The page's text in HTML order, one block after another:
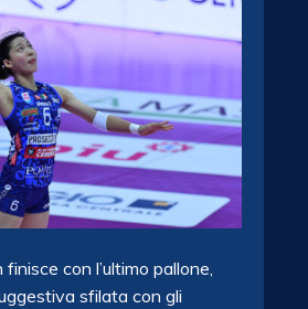
con l’ultimo pallone,
sfilata con gli